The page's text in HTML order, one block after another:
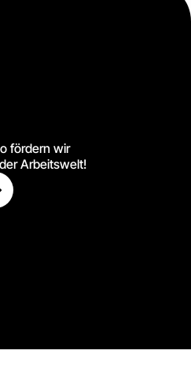
fördern wir
Arbeitswelt!